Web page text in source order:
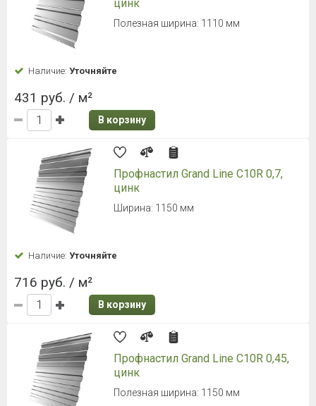
цинк
Полезная ширина: 1110 мм
Наличие: Уточняйте
431 руб. / м²
В корзину
Профнастил Grand Line С10R 0,7,
цинк
Ширина: 1150 мм
Наличие: Уточняйте
716 руб. / м²
В корзину
Профнастил Grand Line С10R 0,45,
цинк
Полезная ширина: 1150 мм